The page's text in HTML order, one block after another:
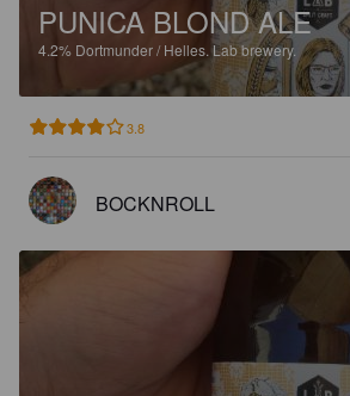
PUNICA BLOND ALE
4.2% Dortmunder / Helles. Lab brewery.
3.8
BOCKNROLL